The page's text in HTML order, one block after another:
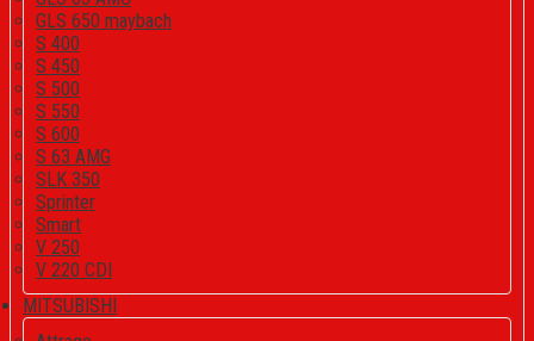
GLS 650 maybach
S 400
S 450
S 500
S 550
S 600
S 63 AMG
SLK 350
Sprinter
Smart
V 250
V 220 CDI
MITSUBISHI